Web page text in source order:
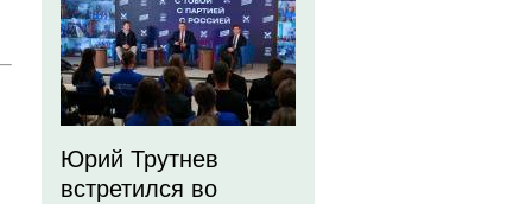
Юрий Трутнев
встретился во